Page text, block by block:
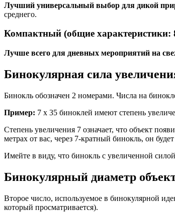
Лучший универсальный выбор для дикой
среднего.
Компактный (общие характеристики:
Лучше всего для дневных мероприятий на
Бинокулярная сила
Бинокль обозначен 2 номерами. Числа на
Пример: 7 х 35 биноклей имеют степень
Степень увеличения 7 означает, что объект
метрах от вас, через 7-кратный бинокль, он
Имейте в виду, что бинокль с увеличенной
Бинокулярный диаметр
Второе число, используемое в бинокулярной идентификации, относится к диаметру (в миллиметрах) объективов (те, которые находятся дальше от ваших глаз; те, что ближе к «объекту»,
который просматривается).